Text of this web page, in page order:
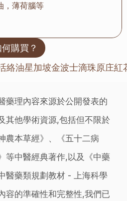
，薄荷腦等
購買？
絡油星加坡金波士滴珠原庄紅
藥理內容來源於公開發表的
其他學術資源,包括但不限於
農本草經》、《五十二病
等中醫經典著作,以及《中藥
醫藥類規劃教材 - 上海科學
容的準確性和完整性,我們已